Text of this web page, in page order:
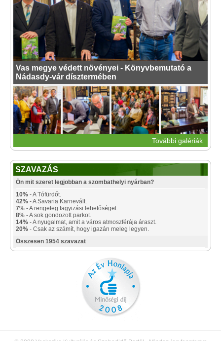
Vas megye védett növényei - Könyvbemutató a
Nádasdy-vár dísztermében
További galériák
SZAVAZÁS
Ön mit szeret legjobban a szombathelyi nyárban?
10% - A Tófürdőt.
42% - A Savaria Karnevált.
7% - A rengeteg fagyizási lehetőséget.
8% - A sok gondozott parkot.
14% - A nyugalmat, amit a város atmoszférája áraszt.
20% - Csak az számít, hogy igazán meleg legyen.
Összesen 1954 szavazat